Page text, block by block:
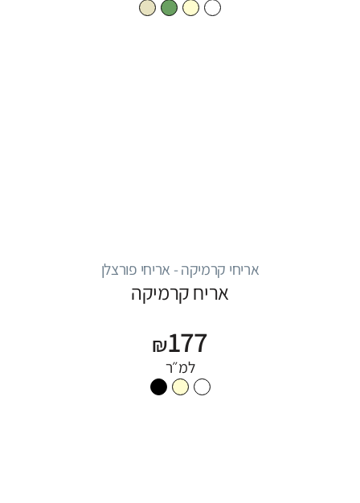
אריחי קרמיקה - אריחי פורצלן
אריח קרמיקה
₪177
למ״ר